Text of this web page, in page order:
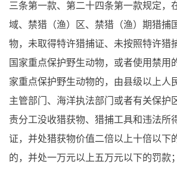
三条第一款、第二十四条第一款规定，
域、禁猎（渔）区、禁猎（渔）期猎捕
物，未取得特许猎捕证、未按照特许猎
国家重点保护野生动物，或者使用禁用
家重点保护野生动物的，由县级以上人
主管部门、海洋执法部门或者有关保护
责分工没收猎获物、猎捕工具和违法所
证，并处猎获物价值二倍以上十倍以下
的，并处一万元以上五万元以下的罚款